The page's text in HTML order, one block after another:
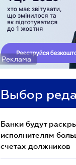
Реклама
Выбор
Банки будут
исполнителям
счетах должников